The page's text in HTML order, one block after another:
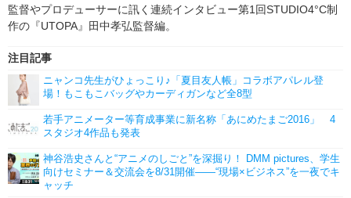
監督やプロデューサーに訊く連続インタビュー第1回STUDIO4°C制
作の『UTOPA』田中孝弘監督編。
注目記事
ニャンコ先生がひょっこり♪「夏目友人帳」コラボアパレル登
場！もこもこバッグやカーディガンなど全8型
若手アニメーター等育成事業に新名称「あにめたまご2016」 4
スタジオ4作品も発表
神谷浩史さんと“アニメのしごと”を深掘り！ DMM pictures、学生
向けセミナー＆交流会を8/31開催――“現場×ビジネス”を一夜でキ
ャッチ